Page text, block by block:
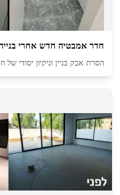
חדר אמבטיה חדש אחרי
הסרת אבק בניין וניקיון יסודי